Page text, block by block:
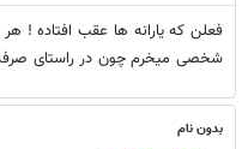
فعلن که یارانه ها عقب افتاده !
شخصی میخرم چون در راستای
بدون نام